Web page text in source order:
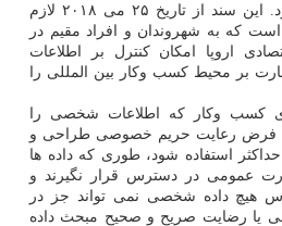
اقتصادی اروپا هم می پردازد. این سند از تاریخ ۲۵ می ۲۰۱۸ لازم
که به شهروندان و افراد مقیم در
اروپا امکان کنترل بر اطلاعات
بر محیط کسب وکار بین المللی را
کسب وکار که اطلاعات شخصی را
فرض رعایت حریم خصوصی طراحی و
استفاده شود، طوری که داده ها
عمومی در دسترس قرار نگیرند و
هیچ داده شخصی نمی تواند جز در
یا رضایت صریح و صحیح مبحث داده